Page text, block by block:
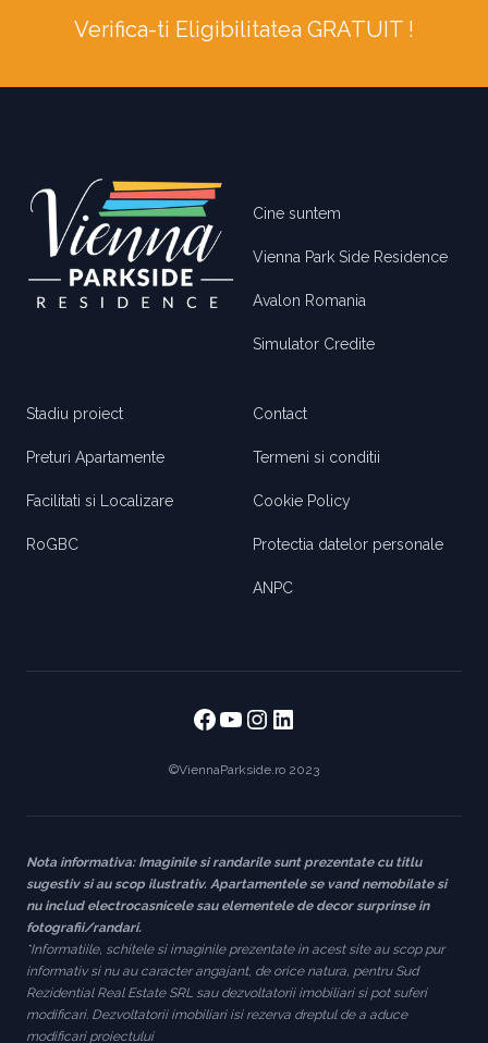
Verifica-ti Eligibilitatea GRATUIT !
Cine suntem
Vienna Park Side Residence
Avalon Romania
Simulator Credite
Stadiu proiect
Preturi Apartamente
Facilitati si Localizare
RoGBC
Contact
Termeni si conditii
Cookie Policy
Protectia datelor personale
ANPC
Facebook
https://
https://
https://
©ViennaParkside.ro 2023
Nota informativa: Imaginile si randarile sunt prezentate cu titlu
sugestiv si au scop ilustrativ. Apartamentele se vand nemobilate si
nu includ electrocasnicele sau elementele de decor surprinse in
fotografii/randari.
*Informatiile, schitele si imaginile prezentate in acest site au scop pur
informativ si nu au caracter angajant, de orice natura, pentru Sud
Rezidential Real Estate SRL sau dezvoltatorii imobiliari si pot suferi
modificari. Dezvoltatorii imobiliari isi rezerva dreptul de a aduce
modificari proiectului